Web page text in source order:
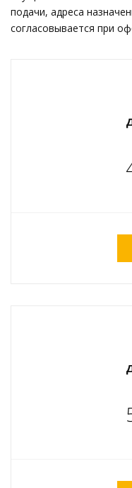
подачи, адреса
согласовывается при